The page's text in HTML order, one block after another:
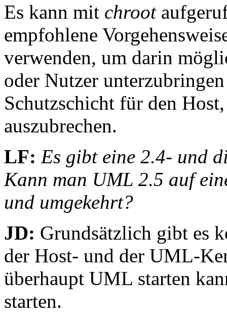
Es kann mit chroot
empfohlene
verwenden, um darin
oder Nutzer
Schutzschicht für den
auszubrechen.
LF: Es gibt eine 2.4- und
Kann man UML 2.5 auf
und umgekehrt?
JD: Grundsätzlich gibt es
der Host- und der UML-
überhaupt UML starten
starten.